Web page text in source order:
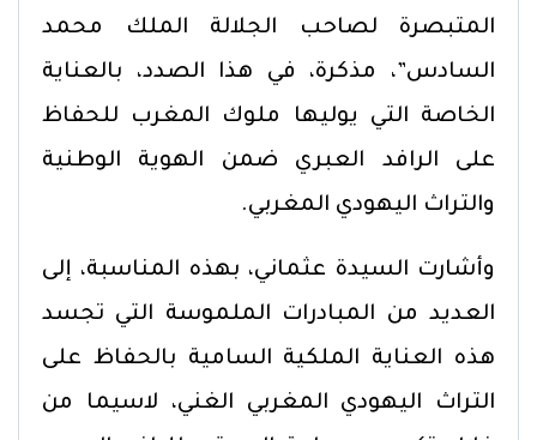
المتبصرة لصاحب الجلالة الملك محمد
السادس”، مذكرة، في هذا الصدد، بالعناية
الخاصة التي يوليها ملوك المغرب للحفاظ
على الرافد العبري ضمن الهوية الوطنية
والتراث اليهودي المغربي.
وأشارت السيدة عثماني، بهذه المناسبة، إلى
العديد من المبادرات الملموسة التي تجسد
هذه العناية الملكية السامية بالحفاظ على
التراث اليهودي المغربي الغني، لاسيما من